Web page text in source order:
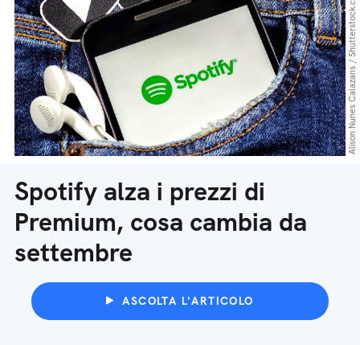
Spotify alza i prezzi di
Premium, cosa cambia da
settembre
ASCOLTA L'ARTICOLO
Alison Nunes Calazans / Shutterstock.com